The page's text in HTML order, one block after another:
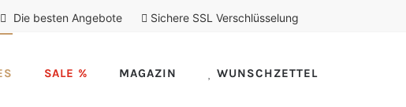
Die besten Angebote Sichere SSL Verschlüsselung
SALE % MAGAZIN WUNSCHZETTEL